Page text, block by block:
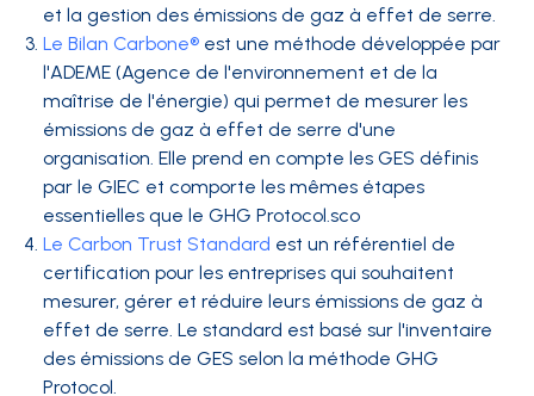
et la gestion des émissions de gaz à effet de serre.
Le Bilan Carbone® est une méthode développée par
l'ADEME (Agence de l'environnement et de la
maîtrise de l'énergie) qui permet de mesurer les
émissions de gaz à effet de serre d'une
organisation. Elle prend en compte les GES définis
par le GIEC et comporte les mêmes étapes
essentielles que le GHG Protocol.sco
Le Carbon Trust Standard est un référentiel de
certification pour les entreprises qui souhaitent
mesurer, gérer et réduire leurs émissions de gaz à
effet de serre. Le standard est basé sur l'inventaire
des émissions de GES selon la méthode GHG
Protocol.